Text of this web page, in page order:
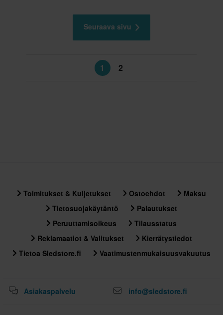
Seuraava sivu
1 2
Toimitukset & Kuljetukset Ostoehdot
Maksu
Tietosuojakäytäntö
Palautukset
Peruuttamisoikeus
Tilausstatus
Reklamaatiot & Valitukset
Kierrätystiedot
Tietoa Sledstore.fi
Vaatimustenmukaisuusvakuutus
Asiakaspalvelu info@sledstore.fi